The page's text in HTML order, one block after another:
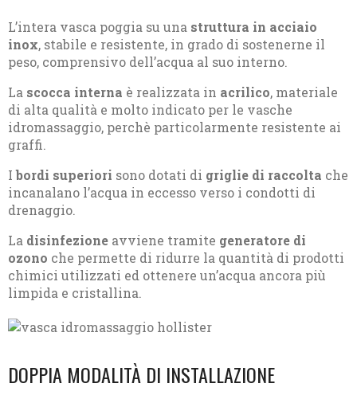
L’intera vasca poggia su una struttura in acciaio
inox, stabile e resistente, in grado di sostenerne il
peso, comprensivo dell’acqua al suo interno.
La scocca interna è realizzata in acrilico, materiale
di alta qualità e molto indicato per le vasche
idromassaggio, perchè particolarmente resistente ai
graffi.
Ibordi superiori sono dotati di griglie di raccolta che
incanalano l’acqua in eccesso verso i condotti di
drenaggio.
La disinfezione avviene tramite generatore di
ozono che permette di ridurre la quantità di prodotti
chimici utilizzati ed ottenere un’acqua ancora più
limpida e cristallina.
DOPPIA MODALITÀ DI INSTALLAZIONE